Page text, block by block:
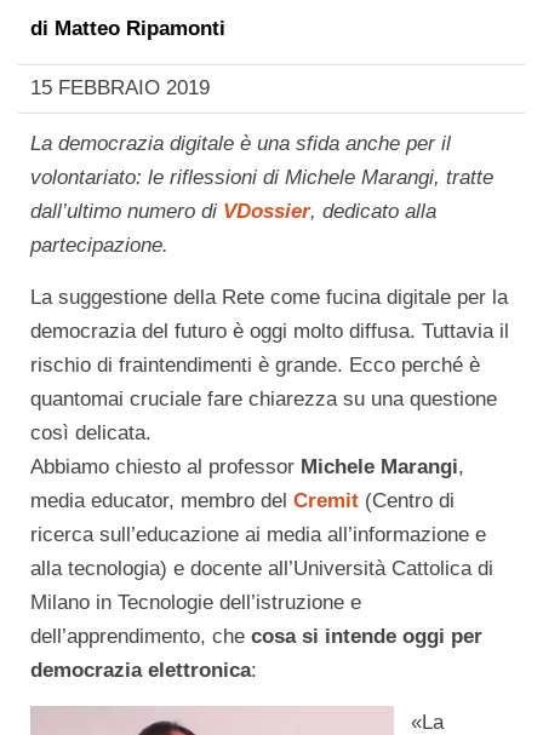
di Matteo Ripamonti
15 FEBBRAIO 2019
La democrazia digitale è una sfida anche per il
volontariato: le riflessioni di Michele Marangi, tratte
dall’ultimo numero di VDossier, dedicato alla
partecipazione.
La suggestione della Rete come fucina digitale per la
democrazia del futuro è oggi molto diffusa. Tuttavia il
rischio di fraintendimenti è grande. Ecco perché è
quantomai cruciale fare chiarezza su una questione
così delicata.
Abbiamo chiesto al professor Michele Marangi,
media educator, membro del Cremit (Centro di
ricerca sull’educazione ai media all’informazione e
alla tecnologia) e docente all’Università Cattolica di
Milano in Tecnologie dell’istruzione e
dell’apprendimento, che cosa si intende oggi per
democrazia elettronica:
«La